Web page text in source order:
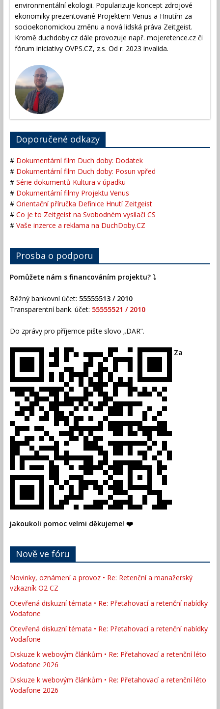
environmentální ekologii. Popularizuje koncept zdrojové
ekonomiky prezentované Projektem Venus a Hnutím za
socioekonomickou změnu a nová lidská práva Zeitgeist.
Kromě duchdoby.cz dále provozuje např. mojeretence.cz či
fórum iniciativy OVPS.CZ, z.s. Od r. 2023 invalida.
Doporučené odkazy
# Dokumentární film Duch doby: Dodatek
# Dokumentární film Duch doby: Posun vpřed
# Série dokumentů Kultura v úpadku
# Dokumentární filmy Projektu Venus
# Orientační příručka Definice Hnutí Zeitgeist
# Co je to Zeitgeist na Svobodném vysílači CS
# Vaše inzerce a reklama na DuchDoby.CZ
Prosba o podporu
Pomůžete nám s financováním projektu? ⤵️
Běžný bankovní účet: 55555513 / 2010
Transparentní bank. účet: 55555521 / 2010
Do zprávy pro příjemce pište slovo „DAR”.
Za
jakoukoli pomoc velmi děkujeme! ❤️
Nově ve fóru
Novinky, oznámení a provoz • Re: Retenční a manažerský
vzkazník O2 CZ
Otevřená diskuzní témata • Re: Přetahovací a retenční nabídky
Vodafone
Otevřená diskuzní témata • Re: Přetahovací a retenční nabídky
Vodafone
Diskuze k webovým článkům • Re: Přetahovací a retenční léto
Vodafone 2026
Diskuze k webovým článkům • Re: Přetahovací a retenční léto
Vodafone 2026